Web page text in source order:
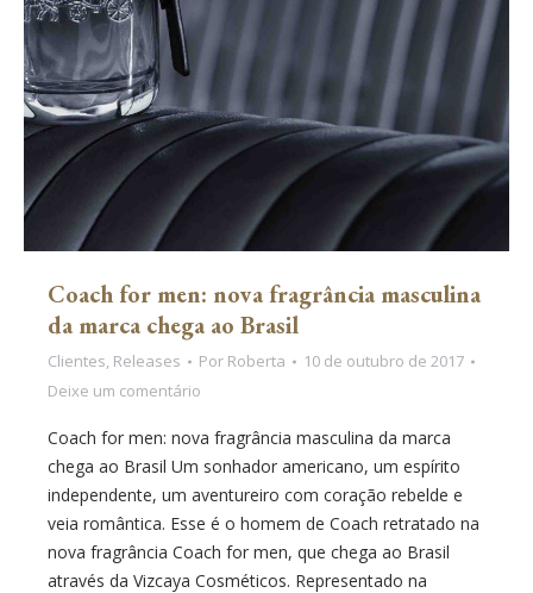
Coach for men: nova fragrância masculina
da marca chega ao Brasil
Clientes, Releases Por Roberta
10 de outubro de 2017
Deixe um comentário
Coach for men: nova fragrância masculina da marca
chega ao Brasil Um sonhador americano, um espírito
independente, um aventureiro com coração rebelde e
veia romântica. Esse é o homem de Coach retratado na
nova fragrância Coach for men, que chega ao Brasil
através da Vizcaya Cosméticos. Representado na